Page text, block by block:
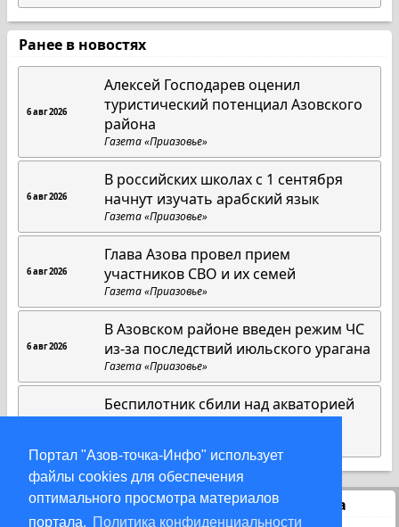
Портал "Азов-точка-Инфо" использует
файлы cookies для обеспечения
оптимального просмотра материалов
портала. Политика конфиденциальности
Ранее в новостях
6 авг 2026
Алексей Господарев оценил
туристический потенциал Азовского
района
Газета «Приазовье»
6 авг 2026
В российских школах с 1 сентября
начнут изучать арабский язык
Газета «Приазовье»
6 авг 2026
Глава Азова провел прием
участников СВО и их семей
Газета «Приазовье»
6 авг 2026
В Азовском районе введен режим ЧС
из-за последствий июльского урагана
Газета «Приазовье»
Беспилотник сбили над акваторией
Статистика